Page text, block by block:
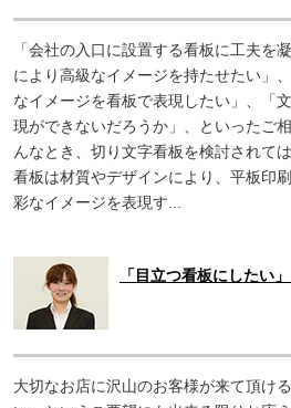
「会社の入口に設置する看板に工夫を
により高級なイメージを持たせたい」
なイメージを看板で表現したい」、「
現ができないだろうか」、といったご
んなとき、切り文字看板を検討されて
看板は材質やデザインにより、平板印
彩なイメージを表現す...
「目立つ看板にしたい
大切なお店に沢山のお客様が来て頂け